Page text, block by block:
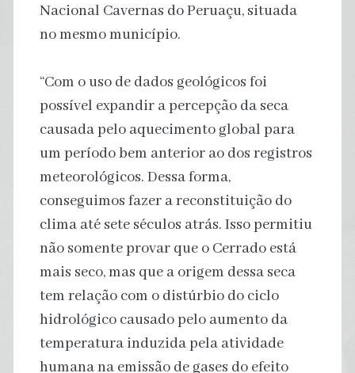
Nacional Cavernas do Peruaçu, situada
no mesmo município.
“Com o uso de dados geológicos foi
possível expandir a percepção da seca
causada pelo aquecimento global para
um período bem anterior ao dos registros
meteorológicos. Dessa forma,
conseguimos fazer a reconstituição do
clima até sete séculos atrás. Isso permitiu
não somente provar que o Cerrado está
mais seco, mas que a origem dessa seca
tem relação com o distúrbio do ciclo
hidrológico causado pelo aumento da
temperatura induzida pela atividade
humana na emissão de gases do efeito